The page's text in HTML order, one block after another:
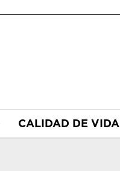
CALIDAD DE VIDA